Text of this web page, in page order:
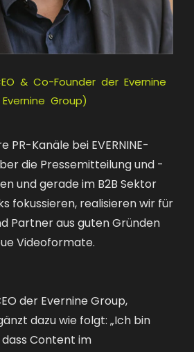
& Co-Founder der Evernine
Group)
PR-Kanäle bei EVERNINE-
die Pressemitteilung und -
und gerade im B2B Sektor
fokussieren, realisieren wir für
Partner aus guten Gründen
Videoformate.
der Evernine Group,
dazu wie folgt: „Ich bin
Content im